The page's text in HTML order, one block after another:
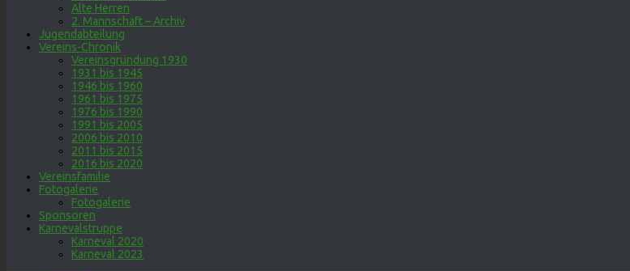
Alte Herren
2. Mannschaft – Archiv
Jugendabteilung
Vereins-Chronik
Vereinsgründung 1930
1931 bis 1945
1946 bis 1960
1961 bis 1975
1976 bis 1990
1991 bis 2005
2006 bis 2010
2011 bis 2015
2016 bis 2020
Vereinsfamilie
Fotogalerie
Fotogalerie
Sponsoren
Karnevalstruppe
Karneval 2020
Karneval 2023